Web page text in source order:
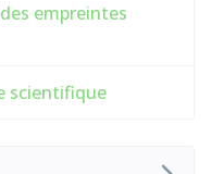
empreintes
scientifique